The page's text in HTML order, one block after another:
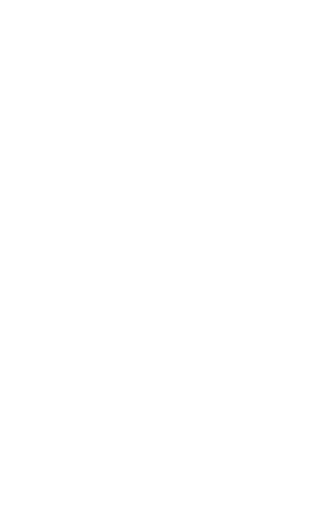
para ti